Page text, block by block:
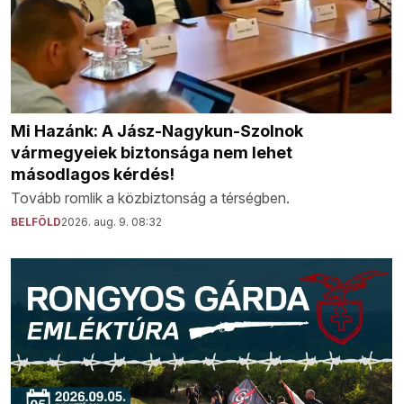
Mi Hazánk: A Jász-Nagykun-Szolnok
vármegyeiek biztonsága nem lehet
másodlagos kérdés!
Tovább romlik a közbiztonság a térségben.
BELFÖLD2026. aug. 9. 08:32